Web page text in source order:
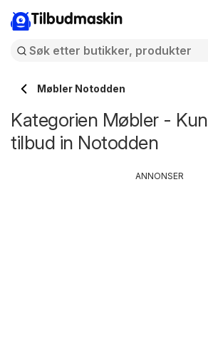
Tilbudmaskin
Møbler Notodden
Kategorien Møbler -
tilbud in Notodden
ANNONSER